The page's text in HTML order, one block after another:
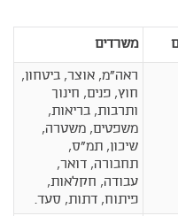
משרדים
ראה"מ, אוצר, ביטחון,
חוץ, פנים, חינוך
ותרבות, בריאות,
משפטים, משטרה,
שיכון, תמ"ס,
תחבורה, דואר,
עבודה, חקלאות,
פיתוח, דתות, סעד.